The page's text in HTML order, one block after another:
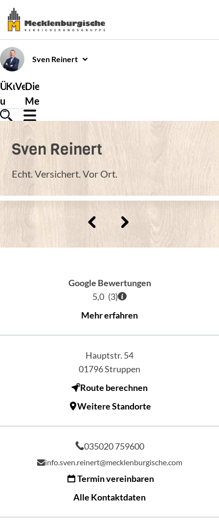
Sven Reinert
Über
uns
Kundenservice
Versicherungen
Die
Mecklenburgische
Sven Reinert
Echt. Versichert. Vor Ort.
Google Bewertungen
5,0 (3)
Mehr erfahren
Hauptstr. 54
01796Struppen
Route berechnen
Weitere Standorte
035020 759600
info.sven.reinert@mecklenburgische.com
Termin vereinbaren
Alle Kontaktdaten